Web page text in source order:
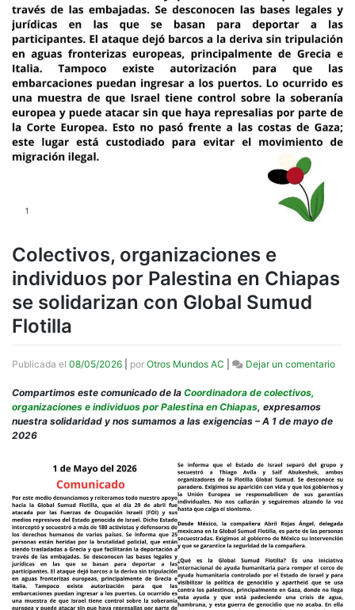
Colectivos, organizaciones e
individuos por Palestina en Chiapas
se solidarizan con Global Sumud
Flotilla
Publicada el 08/05/2026 por Otros Mundos AC Dejar un comentarioen
en
se
con
Compartimos este comunicado de la Coordinadora de colectivos,
organizaciones e individuos por Palestina en Chiapas, expresamos
nuestra solidaridad y nos sumamos a las exigencias – A 1 de mayo de
2026